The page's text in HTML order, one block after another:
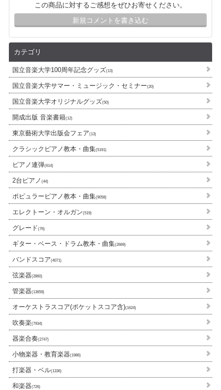
カテゴリ
国立音楽大学100周年記念グッズ(13)
国立音楽大学サマー・ミュージック・セミナー(20)
国立音楽大学オリジナルグッズ(50)
開成出版 音楽書籍(12)
東京藝術大学出版会フェア(13)
クラシックピアノ教本・曲集(5191)
ピアノ連弾(614)
2台ピアノ (44)
ポピュラーピアノ教本・曲集(9058)
エレクトーン・オルガン(519)
グレード(76)
ギター・ベース・ドラム教本・曲集(2669)
バンドスコア(4071)
弦楽器(2860)
管楽器(13659)
オーケストラスコア(ポケットスコア含)(1624)
吹奏楽(7934)
器楽合奏(2747)
小物楽器・教育楽器(1986)
打楽器・ベル(1336)
和楽器(726)
この商品に対するご感想をぜひお寄せください。
新規コメントを書き込む